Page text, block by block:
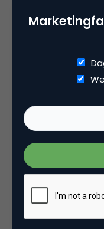
Deel dit artikel
Jaap
Chef
Chef Digitaal bij
online bereik van